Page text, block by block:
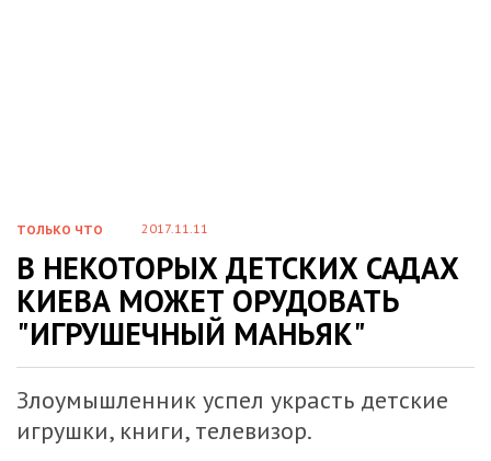
ТОЛЬКО ЧТО 2017.11.11
В НЕКОТОРЫХ ДЕТСКИХ САДАХ
КИЕВА МОЖЕТ ОРУДОВАТЬ
"ИГРУШЕЧНЫЙ МАНЬЯК"
Злоумышленник успел украсть детские
игрушки, книги, телевизор.